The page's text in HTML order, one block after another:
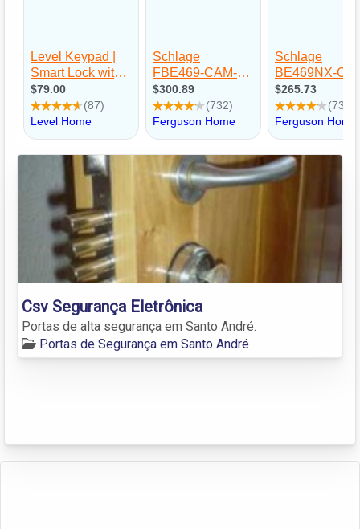
Csv Segurança Eletrônica
Portas de alta segurança em Santo André.
Portas de Segurança em Santo André